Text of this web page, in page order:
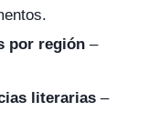
por región –
literarias –